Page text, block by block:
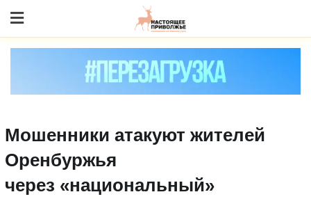
to content
Мошенники атакуют жителей
Оренбуржья
через «национальный»